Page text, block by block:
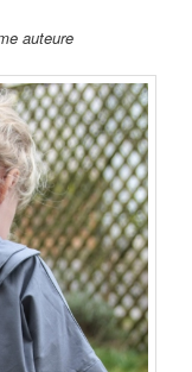
auteure